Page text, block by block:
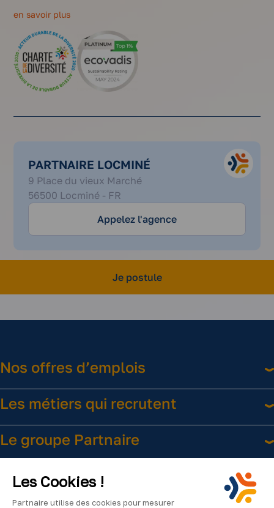
en savoir plus
PARTNAIRE LOCMINÉ
9 Place du vieux Marché
56500 Locminé - FR
97
60
33
Appelez l'agence
Je postule
Nos offres d’emplois
Les métiers qui recrutent
Le groupe Partnaire
Liens utiles
Les Cookies !
Partnaire utilise des cookies pour mesurer